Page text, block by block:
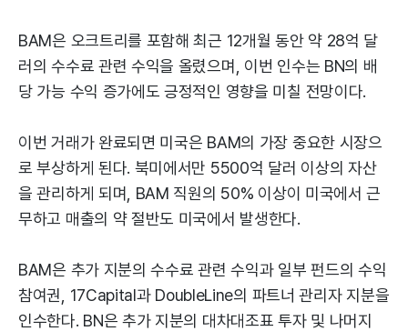
BAM은 오크트리를 포함해 최근 12개월 동안 약 28억 달
러의 수수료 관련 수익을 올렸으며, 이번 인수는 BN의 배
당 가능 수익 증가에도 긍정적인 영향을 미칠 전망이다.
이번 거래가 완료되면 미국은 BAM의 가장 중요한 시장으
로 부상하게 된다. 북미에서만 5500억 달러 이상의 자산
을 관리하게 되며, BAM 직원의 50% 이상이 미국에서 근
무하고 매출의 약 절반도 미국에서 발생한다.
BAM은 추가 지분의 수수료 관련 수익과 일부 펀드의 수익
참여권, 17Capital과 DoubleLine의 파트너 관리자 지분을
인수한다. BN은 추가 지분의 대차대조표 투자 및 나머지